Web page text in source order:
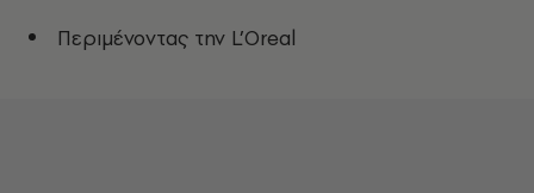
Περιμένοντας την L’Oreal